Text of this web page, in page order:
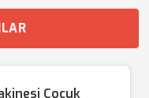
Çocuk